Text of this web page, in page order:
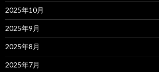
2025年10月
2025年9月
2025年8月
2025年7月